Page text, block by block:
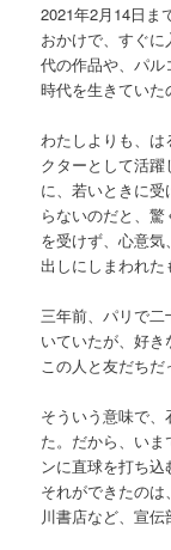
2021年2月14日ま
おかけで、すぐ
代の作品や、パル
時代を生きていた
わたしよりも、
クターとして活
に、若いときに
らないのだと、
を受けず、心意
出しにしまわれた
三年前、パリで
いていたが、好き
この人と友だちだ
そういう意味で
た。だから、い
ンに直球を打ち込
それができたの
川書店など、宣伝